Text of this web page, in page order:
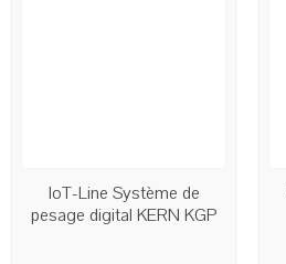
DERNIERS ARTICLES EN STOCK
IoT-Line Système de
pesage digital KERN KGP